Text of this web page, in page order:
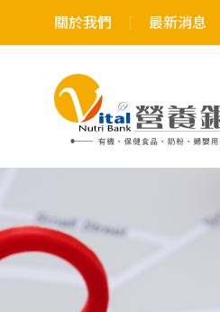
關於我們 最新消息